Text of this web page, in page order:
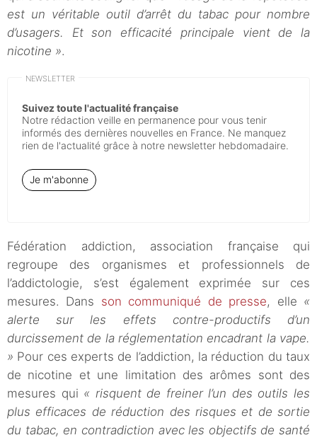
est un véritable outil d’arrêt du tabac pour nombre
d’usagers. Et son efficacité principale vient de la
nicotine ».
NEWSLETTER
Suivez toute l'actualité française
Notre rédaction veille en permanence pour vous tenir
informés des dernières nouvelles en France. Ne manquez
rien de l'actualité grâce à notre newsletter hebdomadaire.
Je m'abonne
Fédération addiction, association française qui
regroupe des organismes et professionnels de
l’addictologie, s’est également exprimée sur ces
mesures. Dans son communiqué de presse, elle «
alerte sur les effets contre-productifs d’un
durcissement de la réglementation encadrant la vape.
» Pour ces experts de l’addiction, la réduction du taux
de nicotine et une limitation des arômes sont des
mesures qui « risquent de freiner l’un des outils les
plus efficaces de réduction des risques et de sortie
du tabac, en contradiction avec les objectifs de santé